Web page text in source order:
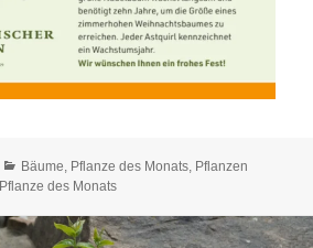
Kategorien
Bäume, Pflanze des Monats, Pflanzen
Pflanze des Monats